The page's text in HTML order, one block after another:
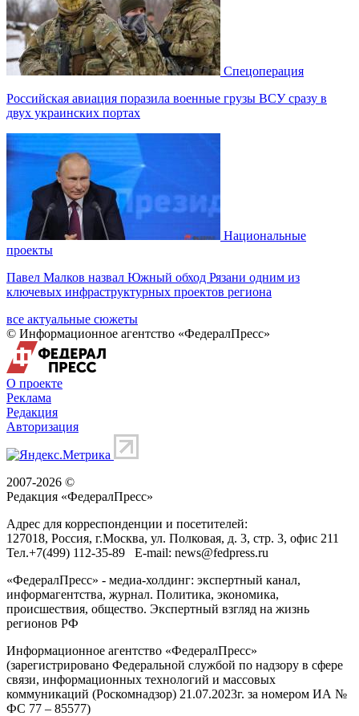
Спецоперация
Российская авиация поразила военные грузы ВСУ сразу в
двух украинских портах
Национальные
проекты
Павел Малков назвал Южный обход Рязани одним из
ключевых инфраструктурных проектов региона
все актуальные сюжеты
© Информационное агентство «ФедералПресс»
О проекте
Реклама
Редакция
Авторизация
2007-2026 ©
Редакция «ФедералПресс»
Адрес для корреспонденции и посетителей:
127018, Россия, г.Москва, ул. Полковая, д. 3, стр. 3, офис 211
Тел.+7(499) 112-35-89 E-mail: news@fedpress.ru
«ФедералПресс» - медиа-холдинг: экспертный канал,
информагентства, журнал. Политика, экономика,
происшествия, общество. Экспертный взгляд на жизнь
регионов РФ
Информационное агентство «ФедералПресс»
(зарегистрировано Федеральной службой по надзору в сфере
связи, информационных технологий и массовых
коммуникаций (Роскомнадзор) 21.07.2023г. за номером ИА №
ФС 77 – 85577)